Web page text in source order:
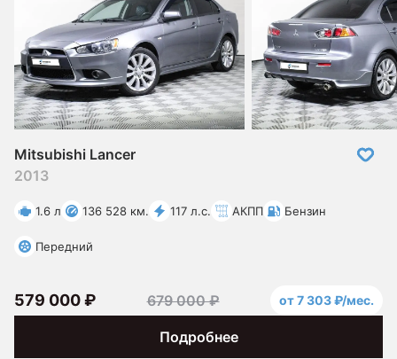
Mitsubishi Lancer
2013
1.6 л 136 528 км. 117 л.с. АКПП Бензин
Передний
Подробнее
579 000 ₽ 679 000 ₽ от 7 303 ₽/мес.